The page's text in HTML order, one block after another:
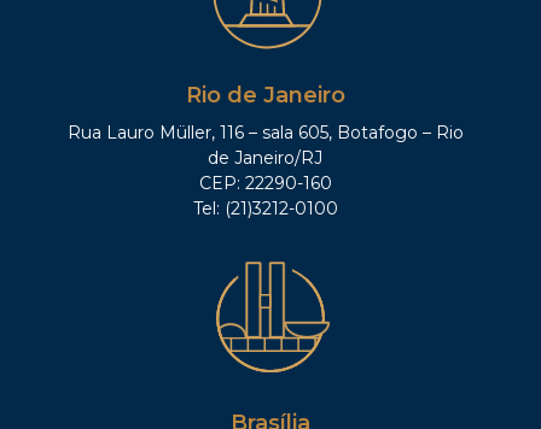
Rio de Janeiro
Rua Lauro Müller, 116 – sala 605, Botafogo – Rio
de Janeiro/RJ
CEP: 22290-160
Tel: (21)3212-0100
Brasília